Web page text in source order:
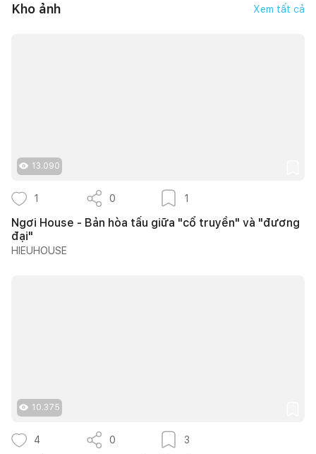
Kho ảnh Xem tất cả
13.090
1 0 1
Ngơi House - Bản hòa tấu giữa "cổ truyền" và "đương
đại"
HIEUHOUSE
10.375
4 0 3